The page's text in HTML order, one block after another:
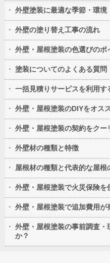
外壁塗装に最適な季節・環境
外壁の塗り替え工事の流れ
外壁・屋根塗装の色選びのポ
塗装についてのよくある質問
一括見積りサービスを利用す
外壁・屋根塗装のDIYをオス
外壁・屋根塗装の契約をク
外壁材の種類と特徴
屋根材の種類と代表的な屋根
外壁・屋根塗装で火災保険
外壁・屋根塗装で追加費用が
外壁・屋根塗装の事前調査
か？